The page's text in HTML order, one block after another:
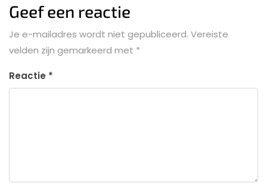
Geef een reactie
Je e-mailadres wordt niet gepubliceerd. Vereiste
velden zijn gemarkeerd met *
Reactie *